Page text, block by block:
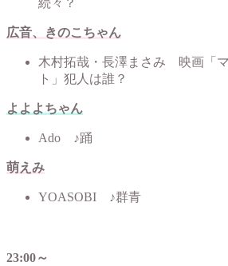
広音、きのこちゃん
木村拓哉・長澤まさみ 映画「
ト」犯人は誰？
よよよちゃん
Ado ♪踊
萌えみ
YOASOBI ♪群青
23:00～